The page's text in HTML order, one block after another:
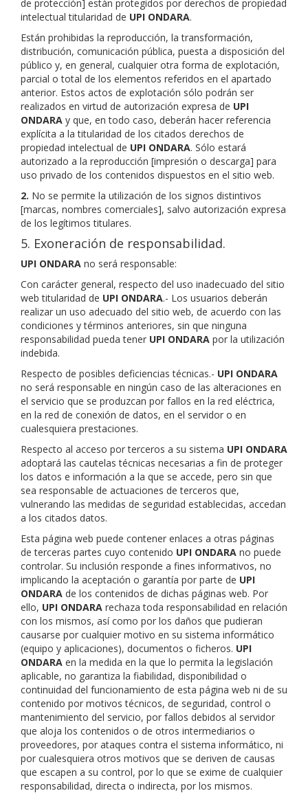
de protección] están protegidos por derechos de propiedad
intelectual titularidad de UPI ONDARA.
Están prohibidas la reproducción, la transformación,
distribución, comunicación pública, puesta a disposición del
público y, en general, cualquier otra forma de explotación,
parcial o total de los elementos referidos en el apartado
anterior. Estos actos de explotación sólo podrán ser
realizados en virtud de autorización expresa de UPI
ONDARA y que, en todo caso, deberán hacer referencia
explícita a la titularidad de los citados derechos de
propiedad intelectual de UPI ONDARA. Sólo estará
autorizado a la reproducción [impresión o descarga] para
uso privado de los contenidos dispuestos en el sitio web.
2. No se permite la utilización de los signos distintivos
[marcas, nombres comerciales], salvo autorización expresa
de los legítimos titulares.
5. Exoneración de responsabilidad.
UPI ONDARA no será responsable:
Con carácter general, respecto del uso inadecuado del sitio
web titularidad de UPI ONDARA.- Los usuarios deberán
realizar un uso adecuado del sitio web, de acuerdo con las
condiciones y términos anteriores, sin que ninguna
responsabilidad pueda tener UPI ONDARA por la utilización
indebida.
Respecto de posibles deficiencias técnicas.- UPI ONDARA
no será responsable en ningún caso de las alteraciones en
el servicio que se produzcan por fallos en la red eléctrica,
en la red de conexión de datos, en el servidor o en
cualesquiera prestaciones.
Respecto al acceso por terceros a su sistema UPI ONDARA
adoptará las cautelas técnicas necesarias a fin de proteger
los datos e información a la que se accede, pero sin que
sea responsable de actuaciones de terceros que,
vulnerando las medidas de seguridad establecidas, accedan
a los citados datos.
Esta página web puede contener enlaces a otras páginas
de terceras partes cuyo contenido UPI ONDARA no puede
controlar. Su inclusión responde a fines informativos, no
implicando la aceptación o garantía por parte de UPI
ONDARA de los contenidos de dichas páginas web. Por
ello, UPI ONDARA rechaza toda responsabilidad en relación
con los mismos, así como por los daños que pudieran
causarse por cualquier motivo en su sistema informático
(equipo y aplicaciones), documentos o ficheros. UPI
ONDARA en la medida en la que lo permita la legislación
aplicable, no garantiza la fiabilidad, disponibilidad o
continuidad del funcionamiento de esta página web ni de su
contenido por motivos técnicos, de seguridad, control o
mantenimiento del servicio, por fallos debidos al servidor
que aloja los contenidos o de otros intermediarios o
proveedores, por ataques contra el sistema informático, ni
por cualesquiera otros motivos que se deriven de causas
que escapen a su control, por lo que se exime de cualquier
responsabilidad, directa o indirecta, por los mismos.